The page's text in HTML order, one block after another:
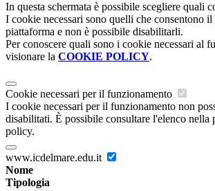
In questa schermata è possibile scegliere quali
I cookie necessari sono quelli che consentono
piattaforma e non è possibile disabilitarli.
Per conoscere quali sono i cookie necessari al
visionare la COOKIE POLICY.
Cookie necessari per il funzionamento
I cookie necessari per il funzionamento non
disabilitati. È possibile consultare l'elenco nella
policy.
www.icdelmare.edu.it
Nome
Tipologia